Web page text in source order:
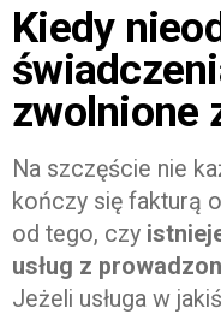
Kiedy
zwolnione
Na szczęście nie
kończy się fakturą
od tego, czy
usług z
Jeżeli usługa w